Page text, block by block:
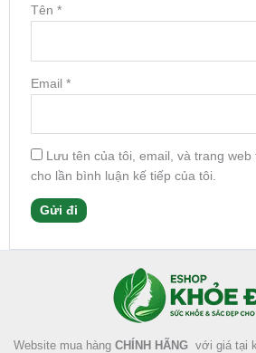
Tên *
Email *
Lưu tên của tôi, email, và trang
cho lần bình luận kế tiếp của tôi.
Website mua hàng CHÍNH HÃNG với giá tại